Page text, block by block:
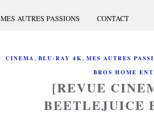
MES AUTRES PASSIONS CONTACT
CINEMA, BLU-RAY 4K, MES AUTRES
BROS HOME
[REVUE
BEETLEJUICE